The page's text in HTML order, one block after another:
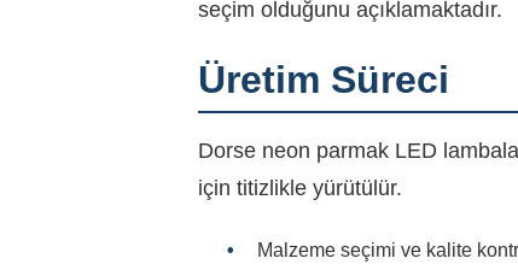
seçim olduğunu açıklamaktadır.
Üretim Süreci
Dorse neon parmak LED
için titizlikle yürütülür.
Malzeme seçimi ve kalite